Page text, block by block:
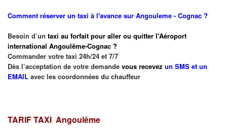
Comment réserver un taxi à l'avance sur Angouleme - Cognac ?
Besoin d’un taxi au forfait pour aller ou quitter l'Aéroport
international Angoulême-Cognac ?
Commander votre taxi 24h/24 et 7/7
Dès l’acceptation de votre demande vous recevez un SMS et un
EMAIL avec les coordonnées du chauffeur
TARIF TAXI Angoulême